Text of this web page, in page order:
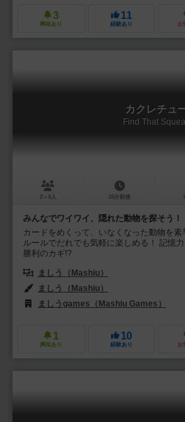
3
興味あり
11
経験あり お
カクレチュ
Find That
2～5人 15分前後
みんなでワイワイ、隠れた動物を探そう！
カードをめくって、いなくなった動物を
ルールでだれでも気軽に楽しめる！ 記憶
勝利のカギ!?
ましう（Mashiu）
ましう（Mashiu）
ましうgames（Mashiu Games）
1
興味あり
10
経験あり お